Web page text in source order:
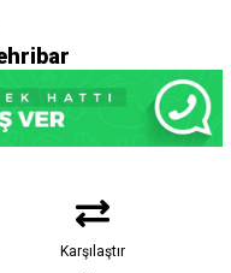
Karşılaştır